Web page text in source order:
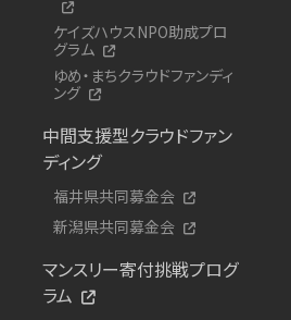
ケイズハウスNPO助成プロ
グラム
ゆめ・まちクラウドファンディ
ング
中間支援型クラウドファン
ディング
福井県共同募金会
新潟県共同募金会
マンスリー寄付挑戦プログ
ラム